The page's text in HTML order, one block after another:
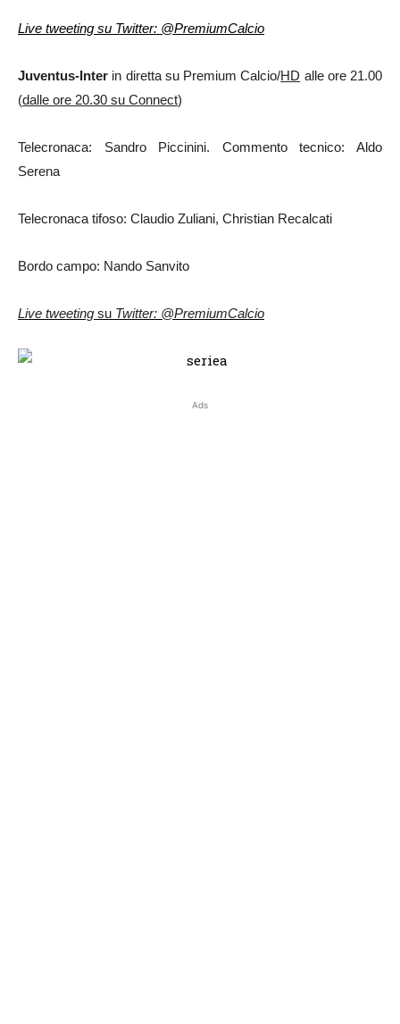
Live tweeting su Twitter: @PremiumCalcio
Juventus-Inter in diretta su Premium Calcio/HD alle ore 21.00
(dalle ore 20.30 su Connect)
Telecronaca: Sandro Piccinini. Commento tecnico: Aldo
Serena
Telecronaca tifoso: Claudio Zuliani, Christian Recalcati
Bordo campo: Nando Sanvito
Live tweeting su Twitter: @PremiumCalcio
Ads